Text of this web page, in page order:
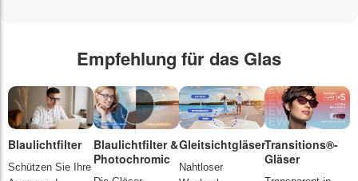
Empfehlung für das Glas
Blaulichtfilter
Schützen Sie Ihre
Blaulichtfilter &
Photochromic
Gleitsichtgläser
Nahtloser
Transitions®-
Gläser